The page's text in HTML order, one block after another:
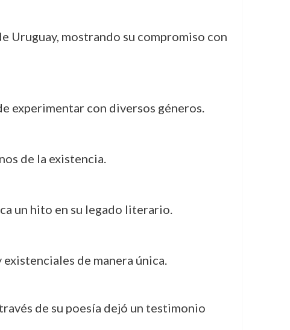
Uruguay, mostrando su compromiso con
experimentar con diversos géneros.
de la existencia.
un hito en su legado literario.
de manera única.
de su poesía dejó un testimonio